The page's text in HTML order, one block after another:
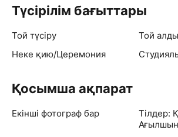
Түсірілім бағыттары
Той түсіру
Той
Неке қию/Церемония
Қосымша ақпарат
Екінші фотограф бар
Тілдер: